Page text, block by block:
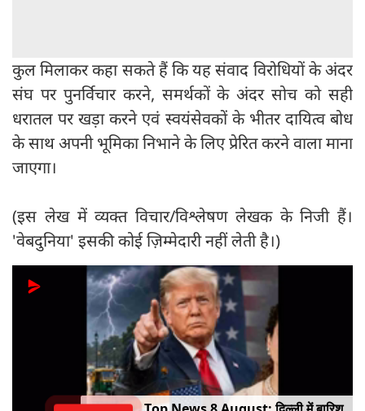
कुल मिलाकर कहा सकते हैं कि यह संवाद विरोधियों के अंदर
संघ पर पुनर्विचार करने, समर्थकों के अंदर सोच को सही
धरातल पर खड़ा करने एवं स्वयंसेवकों के भीतर दायित्व बोध
के साथ अपनी भूमिका निभाने के लिए प्रेरित करने वाला माना
जाएगा।
(इस लेख में व्यक्त विचार/विश्लेषण लेखक के निजी हैं।
'वेबदुनिया' इसकी कोई ज़िम्मेदारी नहीं लेती है।)